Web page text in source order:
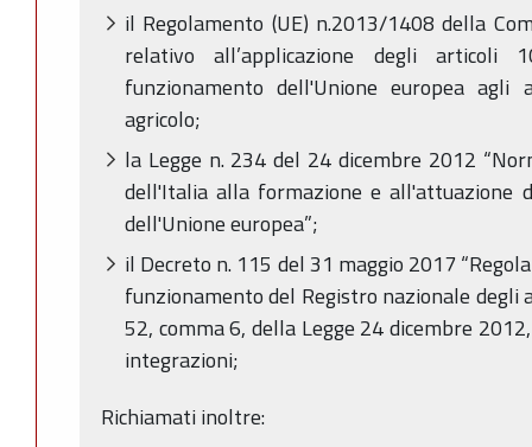
il Regolamento (UE) n.2013/1408 della
relativo all’applicazione degli
funzionamento dell'Unione europea
agricolo;
la Legge n. 234 del 24 dicembre 2012
dell'Italia alla formazione e all'attuazione
dell'Unione europea”;
il Decreto n. 115 del 31 maggio 2017
funzionamento del Registro nazionale degli
52, comma 6, della Legge 24 dicembre
integrazioni;
Richiamati inoltre: